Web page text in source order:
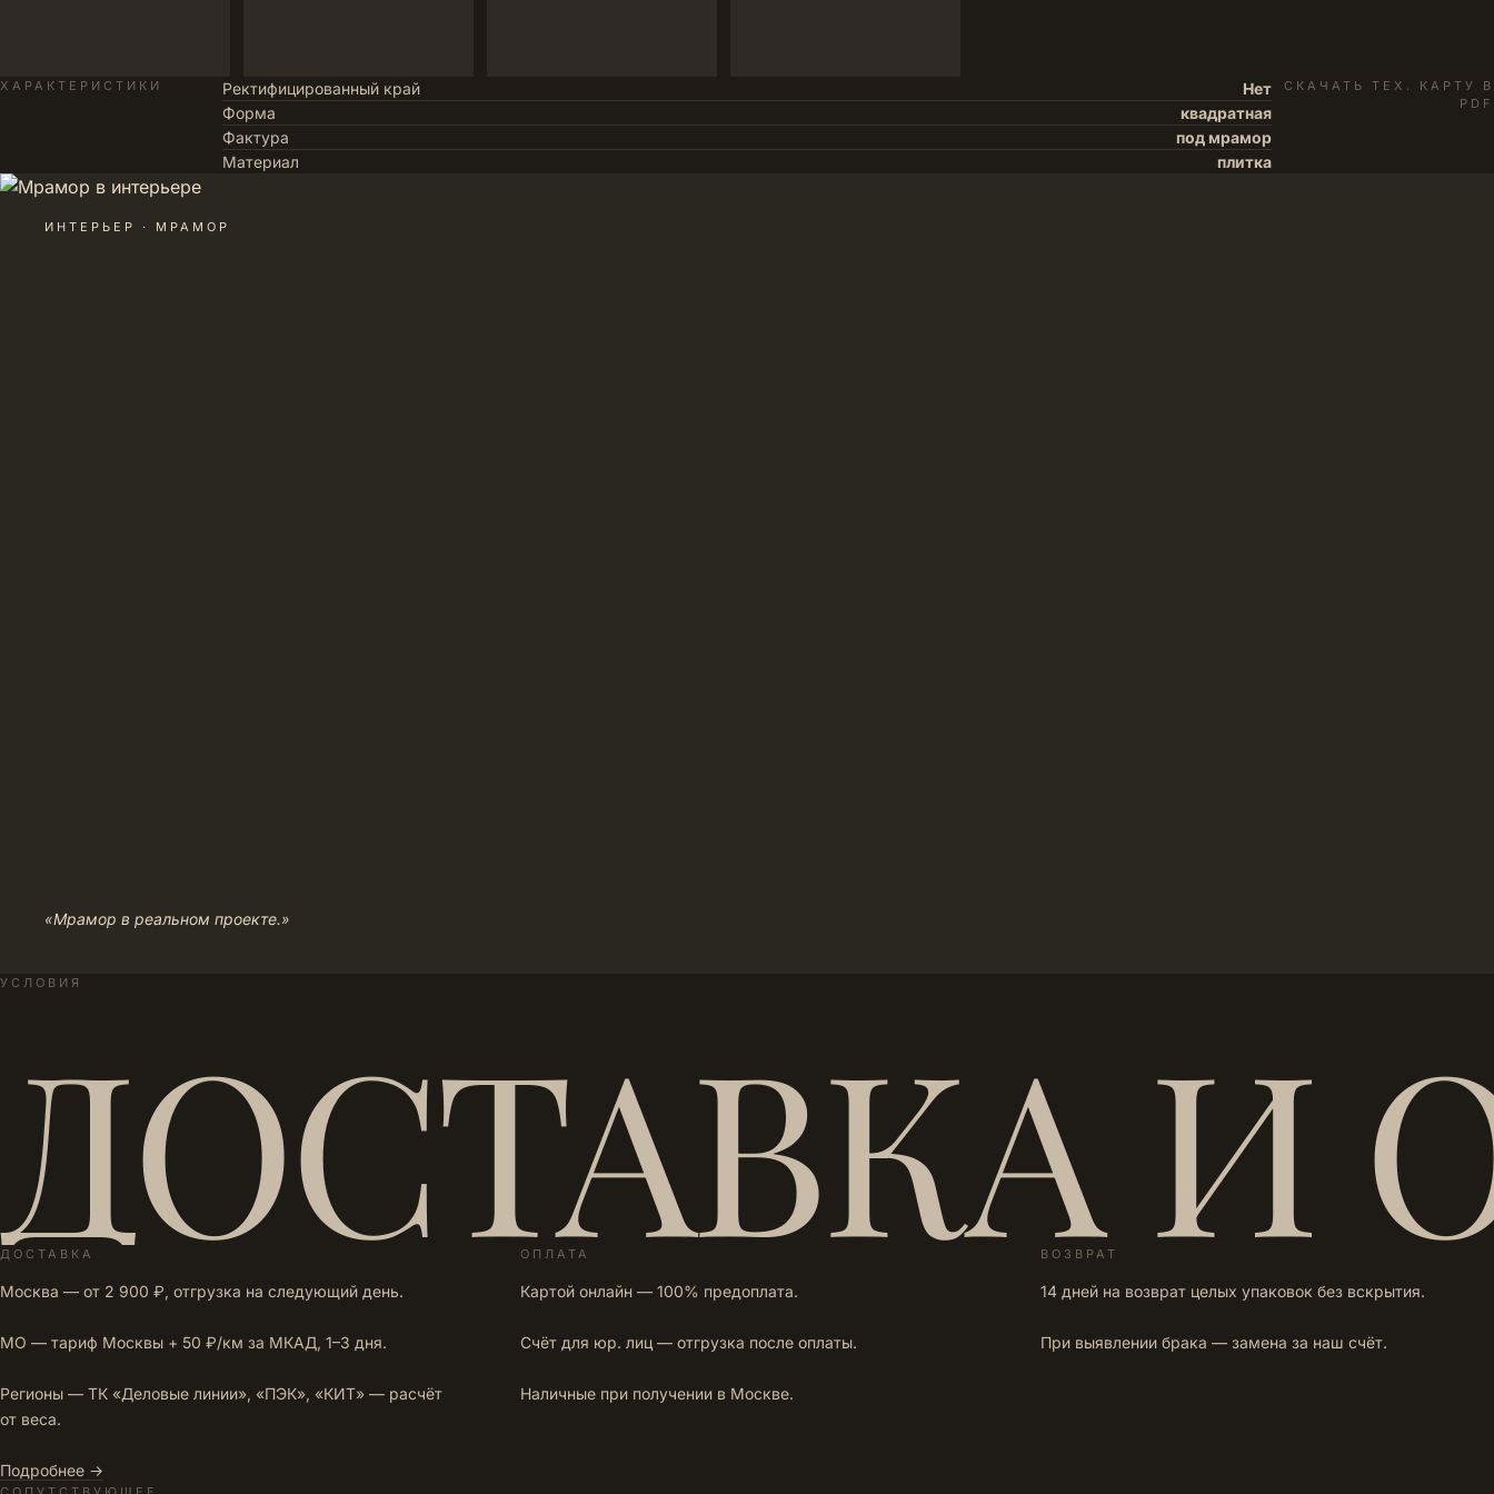
ХАРАКТЕРИСТИКИ Ректифицированный край
Нет
Форма
квадратная
Фактура
под мрамор
Материал
плитка
СКАЧАТЬ ТЕХ. КАРТУ В
PDF
ИНТЕРЬЕР · МРАМОР
«Мрамор в реальном проекте.»
УСЛОВИЯ
ДОСТАВКА И
ДОСТАВКА
Москва — от 2 900 ₽, отгрузка на следующий день.
МО — тариф Москвы + 50 ₽/км за МКАД, 1–3 дня.
Регионы — ТК «Деловые линии», «ПЭК», «КИТ» — расчёт
от веса.
Подробнее →
ОПЛАТА
Картой онлайн — 100% предоплата.
Счёт для юр. лиц — отгрузка после оплаты.
Наличные при получении в Москве.
ВОЗВРАТ
14 дней на возврат целых упаковок без вскрытия.
При выявлении брака — замена за наш счёт.